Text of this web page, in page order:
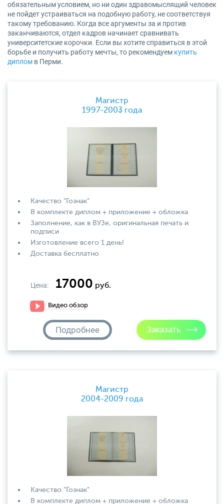
обязательным условием, но ни один здравомыслящий человек
не пойдет устраиваться на подобную работу, не соответствуя
такому требованию. Когда все аргументы за и против
заканчиваются, отдел кадров начинает сравнивать
университетские корочки. Если вы хотите справиться в этой
борьбе и получить работу мечты, то рекомендуем купить
диплом в Перми.
Магистр
1997-2003 года
Качество "Гознак"
В комплекте диплом + приложение + обложка
Заполнение, как в ВУЗе, оригинальная печать и
подписи
Изготовление всего 1 день!
Доставка бесплатно
Цена: 17000 руб.
Видео обзор
Подробнее
Магистр
2004-2009 года
Качество "Гознак"
В комплекте диплом + приложение + обложка